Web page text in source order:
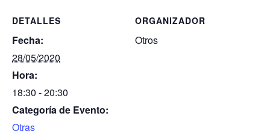
DETALLES
Fecha:
28/05/2020
Hora:
18:30 - 20:30
Categoría de Evento:
Otras
ORGANIZADOR
Otros